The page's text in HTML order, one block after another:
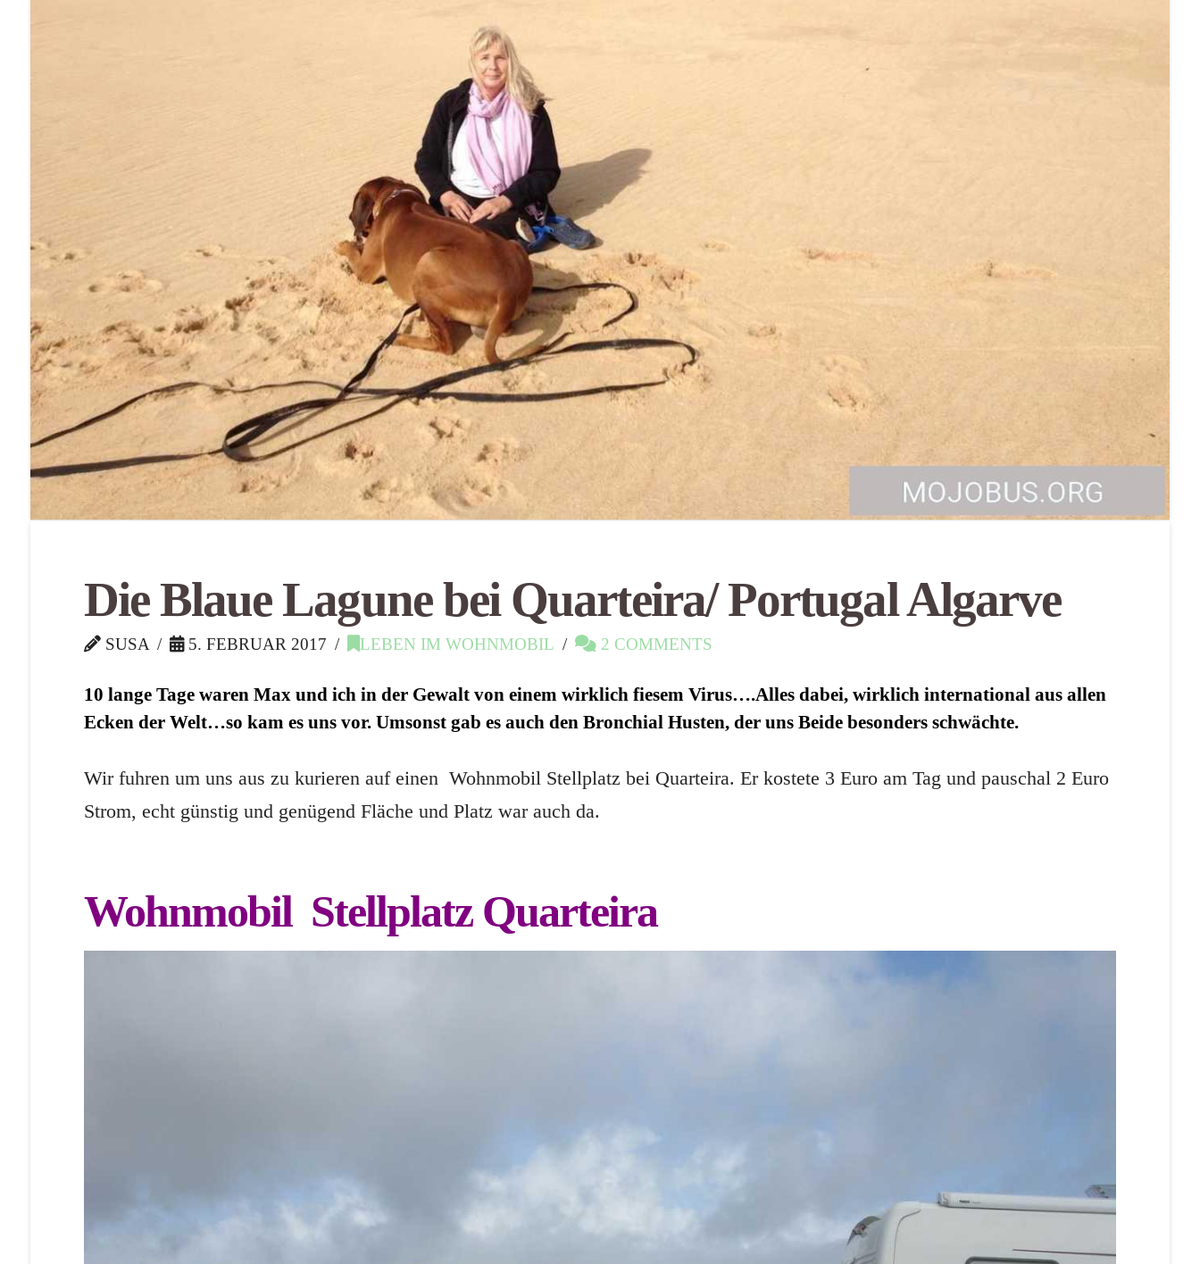
Die Blaue Lagune bei Quarteira/ Portugal Algarve
SUSA 5. FEBRUAR 2017 LEBEN IM WOHNMOBIL 2 COMMENTS
10 lange Tage waren Max und ich in der Gewalt von einem wirklich fiesem Virus….Alles dabei, wirklich international aus allen
Ecken der Welt…so kam es uns vor. Umsonst gab es auch den Bronchial Husten, der uns Beide besonders schwächte.
Wir fuhren um uns aus zu kurieren auf einen Wohnmobil Stellplatz bei Quarteira. Er kostete 3 Euro am Tag und pauschal 2 Euro
Strom, echt günstig und genügend Fläche und Platz war auch da.
Wohnmobil Stellplatz Quarteira